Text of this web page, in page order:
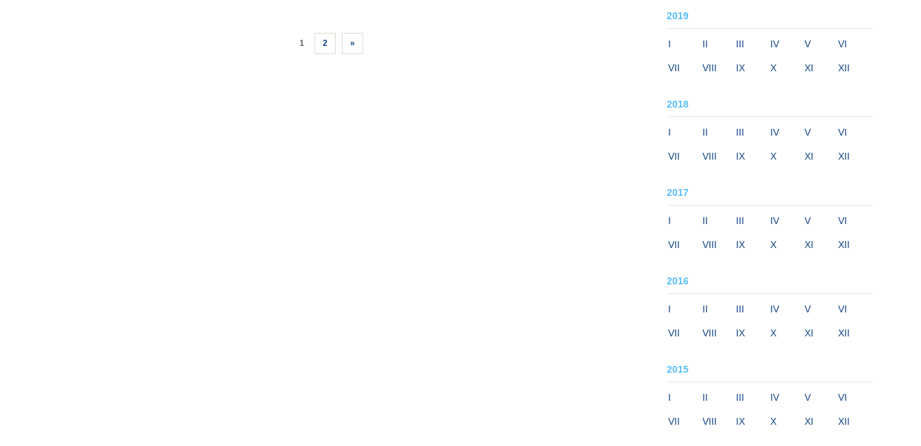
2019
I II III IV V VI
VII VIII IX X XI XII
2018
I II III IV V VI
VII VIII IX X XI XII
2017
I II III IV V VI
VII VIII IX X XI XII
2016
I II III IV V VI
VII VIII IX X XI XII
2015
I II III IV V VI
VII VIII IX X XI XII
1 2 »